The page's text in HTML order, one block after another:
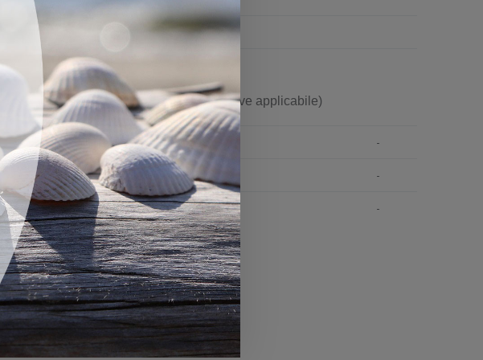
Dimensioni ribbon in mm(ove applicabile)
Interno Min.: -
Max.: -
Max.: -